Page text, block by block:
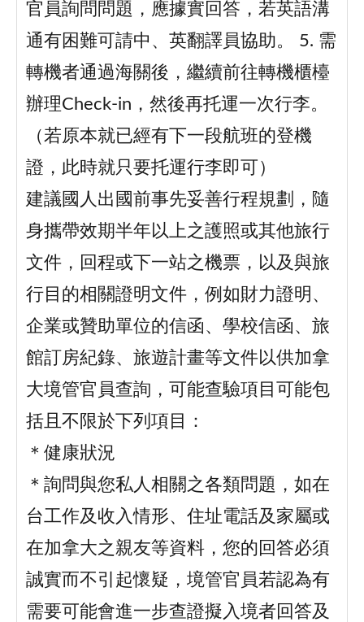
官員詢問問題，應據實回答，若英語溝
通有困難可請中、英翻譯員協助。 5. 需
轉機者通過海關後，繼續前往轉機櫃檯
辦理Check-in，然後再托運一次行李。
（若原本就已經有下一段航班的登機
證，此時就只要托運行李即可）
建議國人出國前事先妥善行程規劃，隨
身攜帶效期半年以上之護照或其他旅行
文件，回程或下一站之機票，以及與旅
行目的相關證明文件，例如財力證明、
企業或贊助單位的信函、學校信函、旅
館訂房紀錄、旅遊計畫等文件以供加拿
大境管官員查詢，可能查驗項目可能包
括且不限於下列項目：
＊健康狀況
＊詢問與您私人相關之各類問題，如在
台工作及收入情形、住址電話及家屬或
在加拿大之親友等資料，您的回答必須
誠實而不引起懷疑，境管官員若認為有
需要可能會進一步查證擬入境者回答及